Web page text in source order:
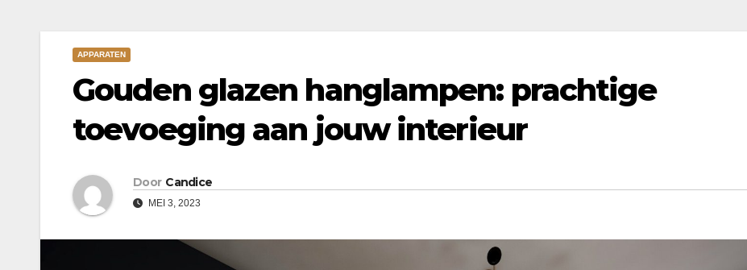
APPARATEN
Gouden glazen hanglampen: prachtige
toevoeging aan jouw interieur
Door Candice
MEI 3, 2023